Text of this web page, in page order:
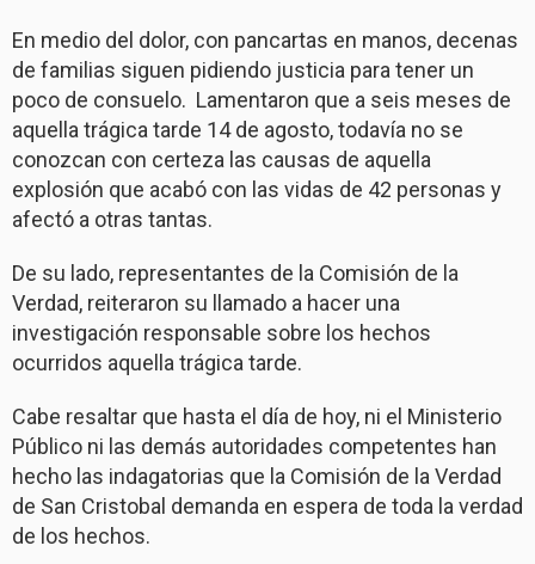
En medio del dolor, con pancartas en manos, decenas
de familias siguen pidiendo justicia para tener un
poco de consuelo. Lamentaron que a seis meses de
aquella trágica tarde 14 de agosto, todavía no se
conozcan con certeza las causas de aquella
explosión que acabó con las vidas de 42 personas y
afectó a otras tantas.
De su lado, representantes de la Comisión de la
Verdad, reiteraron su llamado a hacer una
investigación responsable sobre los hechos
ocurridos aquella trágica tarde.
Cabe resaltar que hasta el día de hoy, ni el Ministerio
Público ni las demás autoridades competentes han
hecho las indagatorias que la Comisión de la Verdad
de San Cristobal demanda en espera de toda la verdad
de los hechos.